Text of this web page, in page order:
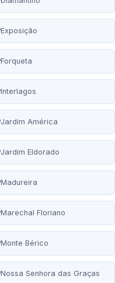
Exposição
Forqueta
Interlagos
Jardim América
Jardim Eldorado
Madureira
Marechal Floriano
Monte Bérico
Nossa Senhora das Graças